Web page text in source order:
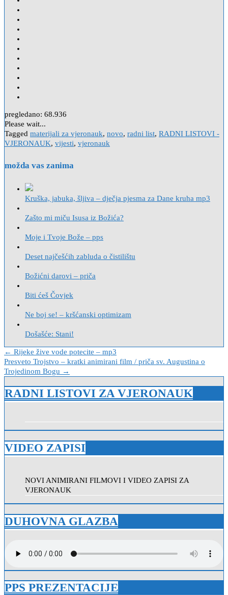
pregledano: 68.936
Please wait...
Tagged materijali za vjeronauk, novo, radni list, RADNI LISTOVI -
VJERONAUK, vijesti, vjeronauk
možda vas zanima
Kruška, jabuka, šljiva – dječja pjesma za Dane kruha mp3
Zašto mi miču Isusa iz Božića?
Moje i Tvoje Bože – pps
Deset najčešćih zabluda o čistilištu
Božićni darovi – priča
Biti ćeš Čovjek
Ne boj se! – kršćanski optimizam
Došašće: Stani!
Navigacija
objava
← Rijeke žive vode potecite – mp3
Presveto Trojstvo – kratki animirani film / priča sv. Augustina o
Trojedinom Bogu →
RADNI LISTOVI ZA VJERONAUK
VIDEO ZAPISI
NOVI ANIMIRANI FILMOVI I VIDEO ZAPISI ZA
VJERONAUK
DUHOVNA GLAZBA
PPS PREZENTACIJE